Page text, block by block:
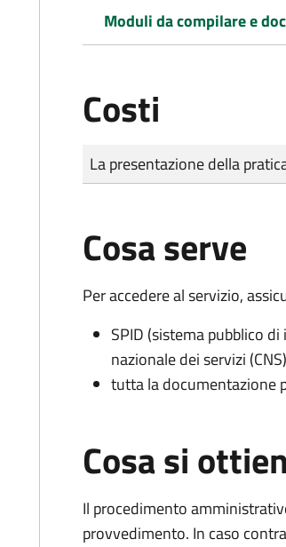
Moduli da compilare e
Costi
Tipo di pagamento
Importo
La presentazione della
Cosa serve
Per accedere al servizio,
SPID (sistema pubblico
nazionale dei servizi (CNS)
tutta la documentazione
Cosa si
Il procedimento
provvedimento. In caso